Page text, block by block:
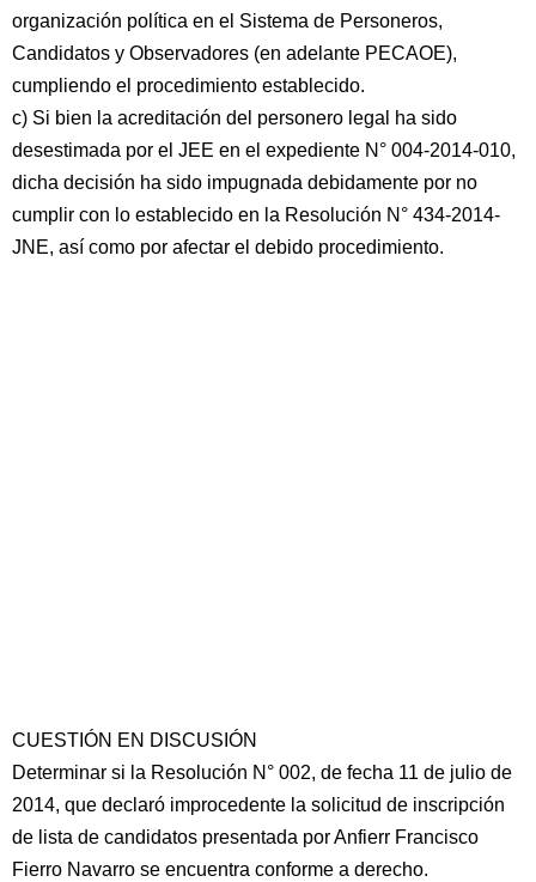
organización política en el Sistema de Personeros,
Candidatos y Observadores (en adelante PECAOE),
cumpliendo el procedimiento establecido.
c) Si bien la acreditación del personero legal ha sido
desestimada por el JEE en el expediente N° 004-2014-010,
dicha decisión ha sido impugnada debidamente por no
cumplir con lo establecido en la Resolución N° 434-2014-
JNE, así como por afectar el debido procedimiento.
CUESTIÓN EN DISCUSIÓN
Determinar si la Resolución N° 002, de fecha 11 de julio de
2014, que declaró improcedente la solicitud de inscripción
de lista de candidatos presentada por Anfierr Francisco
Fierro Navarro se encuentra conforme a derecho.